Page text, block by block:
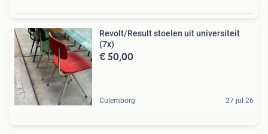
Revolt/Result stoelen uit universiteit
(7x)
€ 50,00
Culemborg 27 jul 26